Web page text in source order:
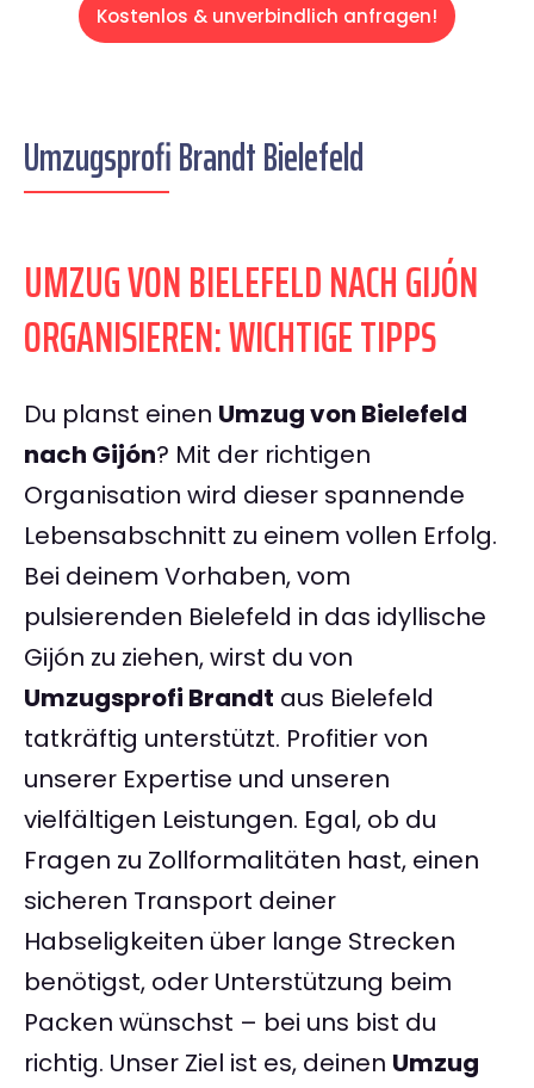
Kostenlos & unverbindlich anfragen!
Umzugsprofi Brandt Bielefeld
UMZUG VON BIELEFELD NACH GIJÓN
ORGANISIEREN: WICHTIGE TIPPS
Du planst einen Umzug von Bielefeld
nach Gijón? Mit der richtigen
Organisation wird dieser spannende
Lebensabschnitt zu einem vollen Erfolg.
Bei deinem Vorhaben, vom
pulsierenden Bielefeld in das idyllische
Gijón zu ziehen, wirst du von
Umzugsprofi Brandt aus Bielefeld
tatkräftig unterstützt. Profitier von
unserer Expertise und unseren
vielfältigen Leistungen. Egal, ob du
Fragen zu Zollformalitäten hast, einen
sicheren Transport deiner
Habseligkeiten über lange Strecken
benötigst, oder Unterstützung beim
Packen wünschst – bei uns bist du
richtig. Unser Ziel ist es, deinen Umzug